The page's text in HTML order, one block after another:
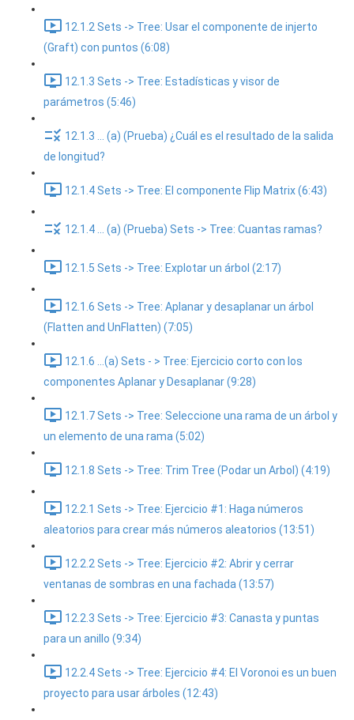
12.1.2 Sets -> Tree: Usar el componente de injerto
(Graft) con puntos (6:08)
12.1.3 Sets -> Tree: Estadísticas y visor de
parámetros (5:46)
12.1.3 ... (a) (Prueba) ¿Cuál es el resultado de la salida
de longitud?
12.1.4 Sets -> Tree: El componente Flip Matrix (6:43)
12.1.4 ... (a) (Prueba) Sets -> Tree: Cuantas ramas?
12.1.5 Sets -> Tree: Explotar un árbol (2:17)
12.1.6 Sets -> Tree: Aplanar y desaplanar un árbol
(Flatten and UnFlatten) (7:05)
12.1.6 ...(a) Sets - > Tree: Ejercicio corto con los
componentes Aplanar y Desaplanar (9:28)
12.1.7 Sets -> Tree: Seleccione una rama de un árbol y
un elemento de una rama (5:02)
12.1.8 Sets -> Tree: Trim Tree (Podar un Arbol) (4:19)
12.2.1 Sets -> Tree: Ejercicio #1: Haga números
aleatorios para crear más números aleatorios (13:51)
12.2.2 Sets -> Tree: Ejercicio #2: Abrir y cerrar
ventanas de sombras en una fachada (13:57)
12.2.3 Sets -> Tree: Ejercicio #3: Canasta y puntas
para un anillo (9:34)
12.2.4 Sets -> Tree: Ejercicio #4: El Voronoi es un buen
proyecto para usar árboles (12:43)